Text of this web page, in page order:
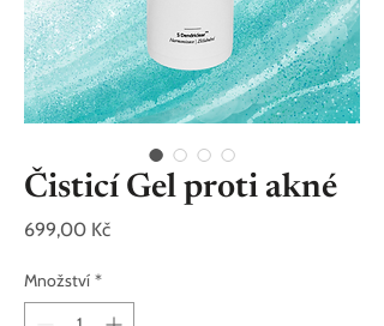
Čisticí Gel proti akné
699,00 KčCena
Množství *